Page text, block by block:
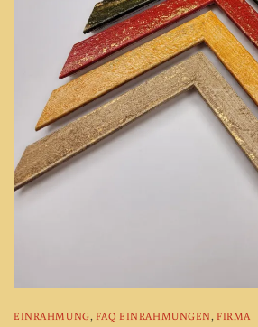
EINRAHMUNG , FAQ EINRAHMUNGEN ,FIRMA